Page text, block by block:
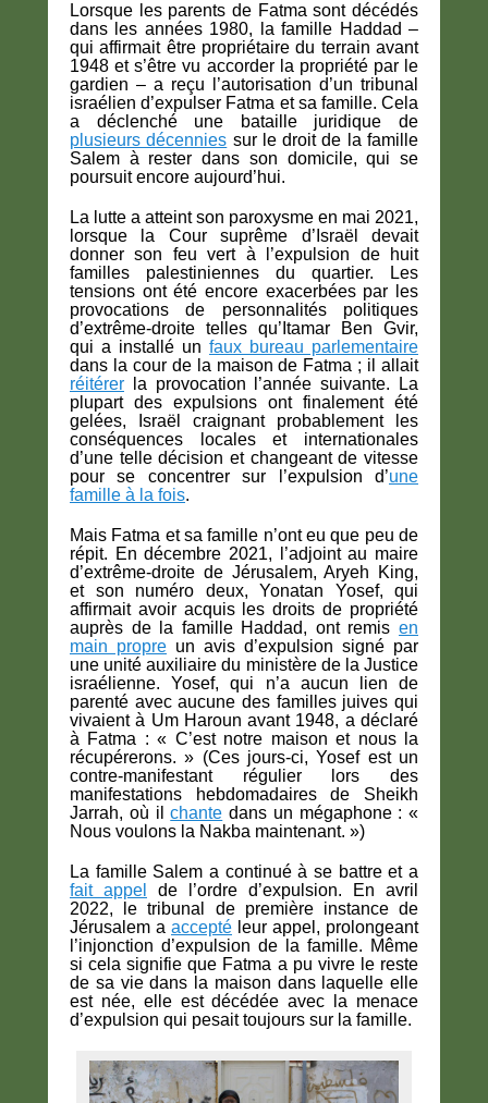
Lorsque les parents de Fatma sont décédés
dans les années 1980, la famille Haddad –
qui affirmait être propriétaire du terrain avant
1948 et s’être vu accorder la propriété par le
gardien – a reçu l’autorisation d’un tribunal
israélien d’expulser Fatma et sa famille. Cela
a déclenché une bataille juridique de
plusieurs décennies sur le droit de la famille
Salem à rester dans son domicile, qui se
poursuit encore aujourd’hui.
La lutte a atteint son paroxysme en mai 2021,
lorsque la Cour suprême d’Israël devait
donner son feu vert à l’expulsion de huit
familles palestiniennes du quartier. Les
tensions ont été encore exacerbées par les
provocations de personnalités politiques
d’extrême-droite telles qu’Itamar Ben Gvir,
qui a installé un faux bureau parlementaire
dans la cour de la maison de Fatma ; il allait
réitérer la provocation l’année suivante. La
plupart des expulsions ont finalement été
gelées, Israël craignant probablement les
conséquences locales et internationales
d’une telle décision et changeant de vitesse
pour se concentrer sur l’expulsion d’une
famille à la fois.
Mais Fatma et sa famille n’ont eu que peu de
répit. En décembre 2021, l’adjoint au maire
d’extrême-droite de Jérusalem, Aryeh King,
et son numéro deux, Yonatan Yosef, qui
affirmait avoir acquis les droits de propriété
auprès de la famille Haddad, ont remis en
main propre un avis d’expulsion signé par
une unité auxiliaire du ministère de la Justice
israélienne. Yosef, qui n’a aucun lien de
parenté avec aucune des familles juives qui
vivaient à Um Haroun avant 1948, a déclaré
à Fatma : « C’est notre maison et nous la
récupérerons. » (Ces jours-ci, Yosef est un
contre-manifestant régulier lors des
manifestations hebdomadaires de Sheikh
Jarrah, où ilchante dans un mégaphone : «
Nous voulons la Nakba maintenant. »)
La famille Salem a continué à se battre et a
fait appel
de l’ordre d’expulsion. En avril
2022, le tribunal de première instance de
Jérusalem a accepté leur appel, prolongeant
l’injonction d’expulsion de la famille. Même
si cela signifie que Fatma a pu vivre le reste
de sa vie dans la maison dans laquelle elle
est née, elle est décédée avec la menace
d’expulsion qui pesait toujours sur la famille.